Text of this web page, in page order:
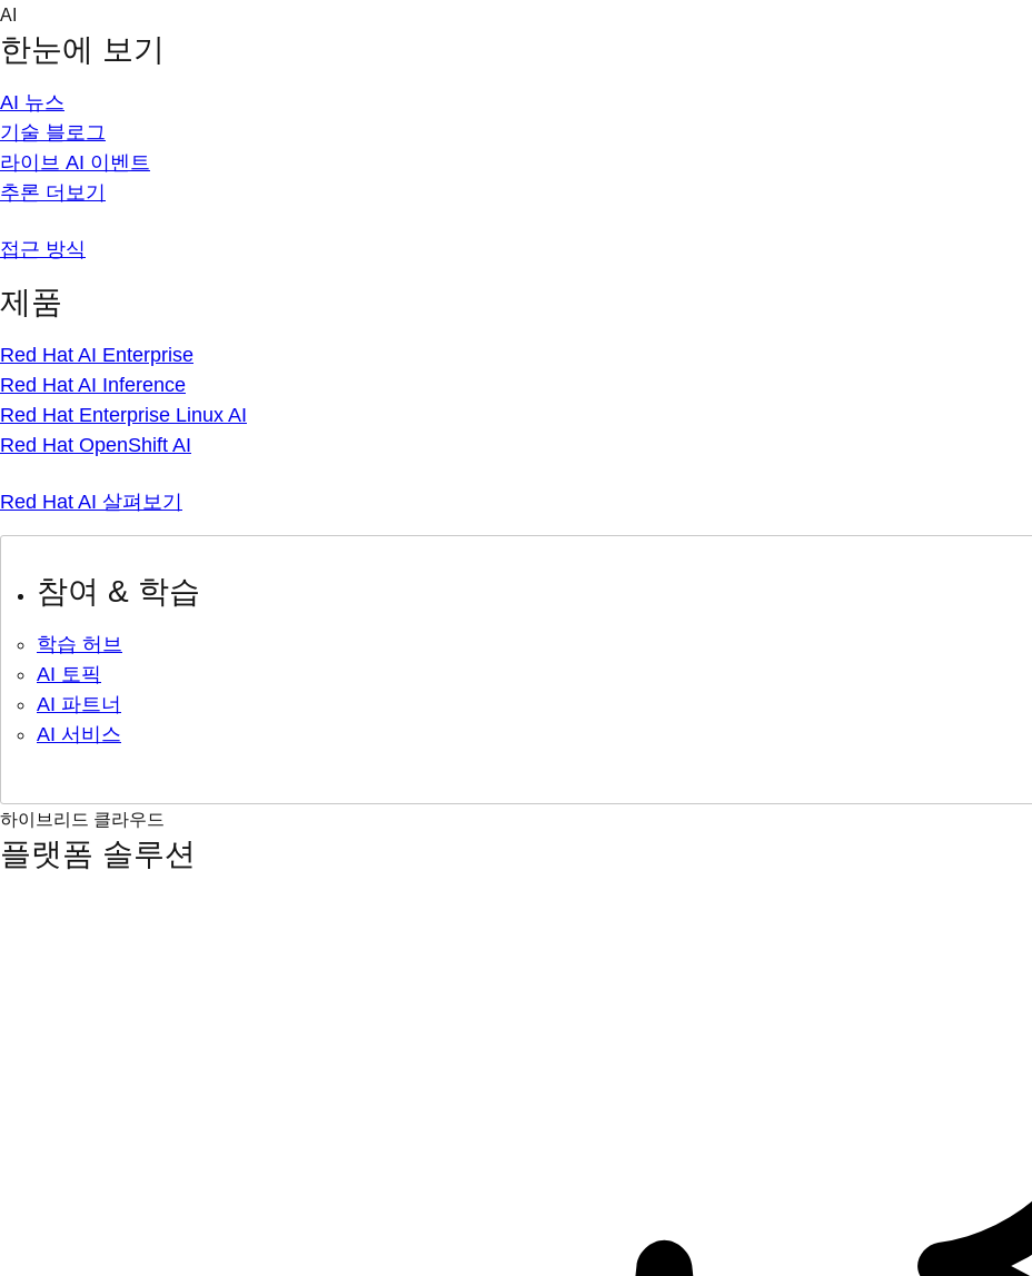
Skip
content
AI
한눈에 보기
AI 뉴스
기술 블로그
라이브 AI 이벤트
추론 더보기
접근 방식
제품
Red Hat AI Enterprise
Red Hat AI Inference
Red Hat Enterprise Linux AI
Red Hat OpenShift AI
Red Hat AI 살펴보기
참여 & 학습
학습 허브
AI 토픽
AI 파트너
AI 서비스
하이브리드 클라우드
플랫폼 솔루션